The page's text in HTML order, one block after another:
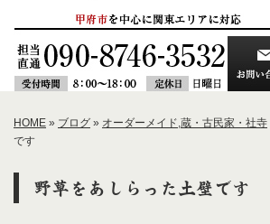
HOME » ブログ » オーダーメイド,蔵・古民家・社寺
です
野草をあしらった土壁です